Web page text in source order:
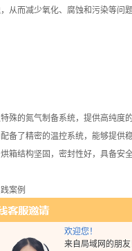
欢迎您！
来自局域网的朋
从而减少氧化、腐蚀和污染等问
的氮气制备系统，提供高纯度的
了精密的温控系统，能够提供稳
结构坚固，密封性好，具备安
案例
电子元器件的制造和封装过程。
芯片的生产过程中，湿氧会对芯